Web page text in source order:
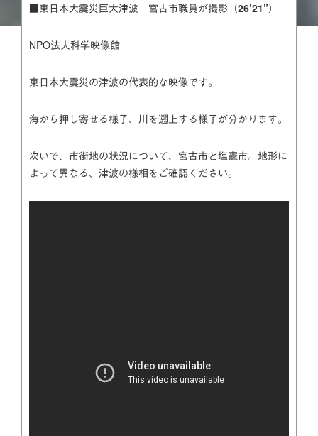
n
■東日本大震災巨大津波 宮古市職員が撮影（26’21”）
NPO法人科学映像館
東日本大震災の津波の代表的な映像です。
海から押し寄せる様子、川を遡上する様子が分かります。
次いで、市街地の状況について、宮古市と塩竈市。地形に
よって異なる、津波の様相をご確認ください。